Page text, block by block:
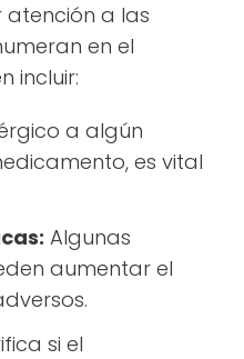
atención a las
en el
incluir:
a algún
es vital
Algunas
aumentar el
si el